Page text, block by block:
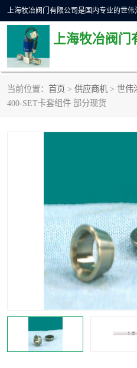
上海牧冶阀门
当前位置： 首页 > 供应商机 > 世伟
400-SET卡套组件 部分现货
世伟洛克
世伟洛克球阀
DSC疏水阀
世伟洛克针型阀
世伟洛克卡套管